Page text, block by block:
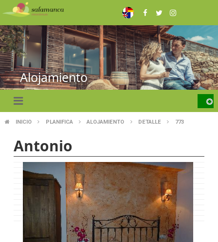
Skip
to
main
content
Alojamiento
INICIO PLANIFICA ALOJAMIENTO DETALLE 773
Antonio